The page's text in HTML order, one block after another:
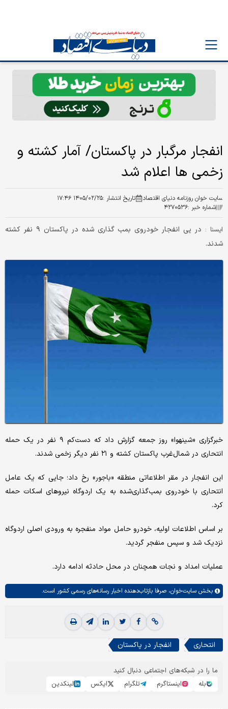
انفجار مرگبار در پاکستان/ آمار کشته و
زخمی ها اعلام شد
سایت خوان روزنامه دنیای اقتصاد تاریخ انتشار :۱۴۰۵/۰۲/۲۵ ۱۷:۴۶
شماره خبر :۴۲۷۰۵۳۶
ایسنا :
در پی انفجار خودروی بمب گذاری شده در پاکستان ۹ نفر کشته
شدند.
خبرگزاری «شینهوا» روز جمعه گزارش داد که دست‌کم ۹ نفر در یک حمله
انتحاری در شمال‌غرب پاکستان کشته و ۲۱ نفر دیگر زخمی شدند.
این انفجار در مقر اطلاعاتی منطقه «باجور» رخ داد؛ جایی که یک عامل
انتحاری با خودروی بمب‌گذاری‌شده به یک اردوگاه نیروهای اسکات حمله
کرد.
بر اساس اطلاعات اولیه، خودرو حامل مواد منفجره به ورودی اصلی اردوگاه
نزدیک شد و سپس منفجر گردید.
عملیات امداد و نجات همچنان در محل حادثه ادامه دارد.
بخش سایت‌خوان، صرفا بازتاب‌دهنده اخبار رسانه‌های رسمی کشور است.
انتحاری انفجار در پاکستان
ما را در شبکه‌های اجتماعی دنبال کنید
بله
اینستاگرم تلگرام ایکس لینکدین